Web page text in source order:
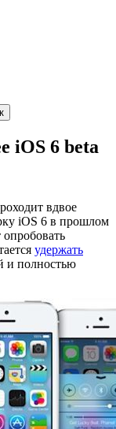
iOS 6 beta
вдвое
iOS 6 в прошлом
опробовать
удержать
и полностью